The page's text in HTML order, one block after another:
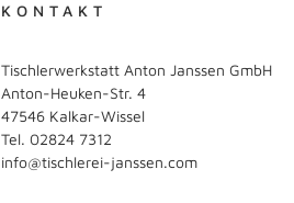
KONTAKT
Tischlerwerkstatt Anton Janssen GmbH
Anton-Heuken-Str. 4
47546 Kalkar-Wissel
Tel. 02824 7312
info@tischlerei-janssen.com